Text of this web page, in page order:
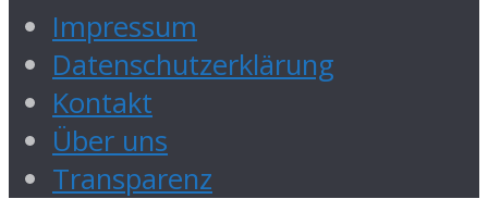
Impressum
Datenschutzerklärung
Kontakt
Über uns
Transparenz